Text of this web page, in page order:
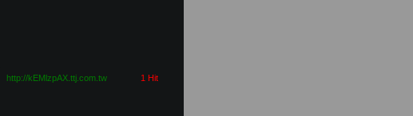
http://kEMlzpAX.ttj.com.tw 1 Hit